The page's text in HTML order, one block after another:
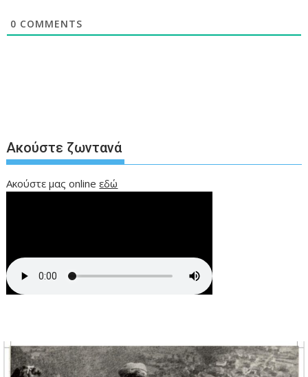
0 COMMENTS
Ακούστε ζωντανά
Ακούστε μας onlineεδώ